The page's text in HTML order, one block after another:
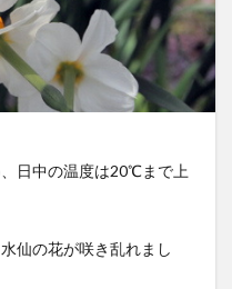
日中の温度は20℃まで上
仙の花が咲き乱れまし